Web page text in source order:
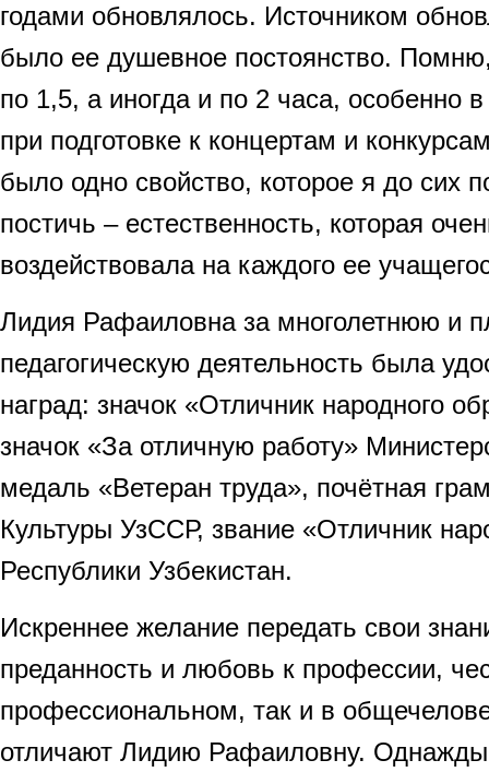
годами обновлялось. Источником
было ее душевное постоянство.
по 1,5, а иногда и по 2 часа, особенно
при подготовке к концертам и
было одно свойство, которое я до сих
постичь – естественность, которая
воздействовала на каждого ее
Лидия Рафаиловна за многолетнюю и
педагогическую деятельность была
наград: значок «Отличник народного
значок «За отличную работу»
медаль «Ветеран труда», почётная
Культуры УзССР, звание «Отличник
Республики Узбекистан.
Искреннее желание передать свои
преданность и любовь к профессии,
профессиональном, так и в
отличают Лидию Рафаиловну.